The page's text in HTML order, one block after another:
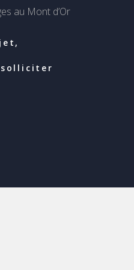
au Mont d’Or
solliciter